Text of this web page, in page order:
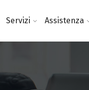
Servizi Assistenza